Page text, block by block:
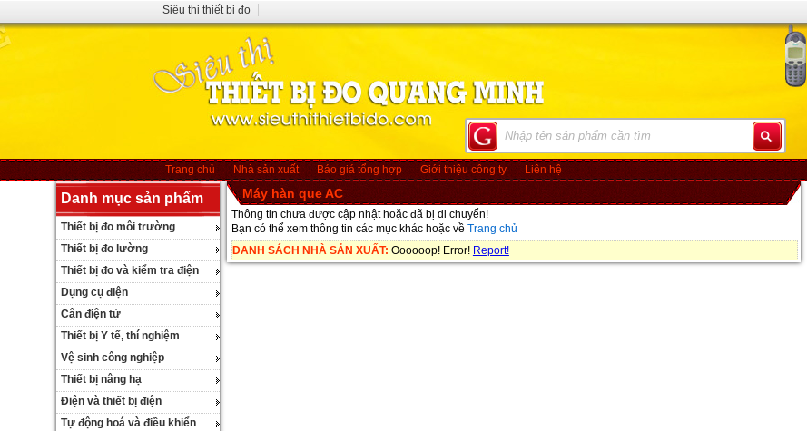
Siêu thị thiết bị đo
Trang chủ Nhà sản xuất Báo giá tổng hợp Giới thiệu công ty Liên hệ
Danh mục sản phẩm
Thiết bị đo môi trường
Thiết bị đo lường
Thiết bị đo và kiểm tra điện
Dụng cụ điện
Cân điện tử
Thiết bị Y tế, thí nghiệm
Vệ sinh công nghiệp
Thiết bị nâng hạ
Điện và thiết bị điện
Tự động hoá và điều khiển
Máy hàn que AC
Thông tin chưa được cập nhật hoặc đã bị di chuyển!
Bạn có thể xem thông tin các mục khác hoặc về Trang chủ
DANH SÁCH NHÀ SẢN XUẤT: Oooooop! Error! Report!